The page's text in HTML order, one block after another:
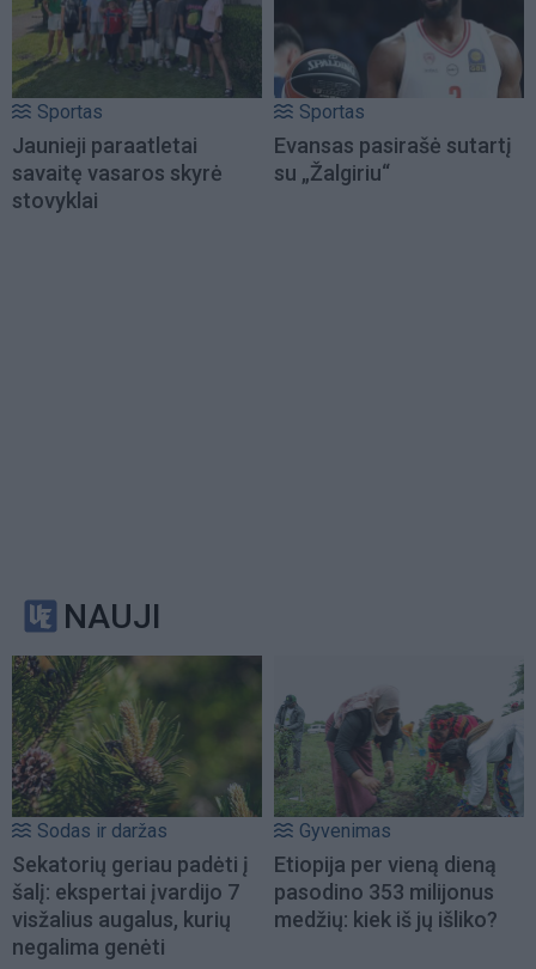
Sportas
Jaunieji paraatletai
savaitę vasaros skyrė
stovyklai
Sportas
Evansas pasirašė sutartį
su „Žalgiriu“
NAUJI
Sodas ir daržas
Sekatorių geriau padėti į
šalį: ekspertai įvardijo 7
visžalius augalus, kurių
negalima genėti
Gyvenimas
Etiopija per vieną dieną
pasodino 353 milijonus
medžių: kiek iš jų išliko?